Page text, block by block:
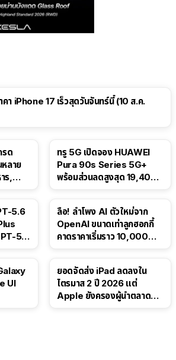
า iPhone 17 เร็วสุดวันจันทร์นี้ (10 ส.ค.
รด
ลาย
ร,
ทรู 5G เปิดจอง HUAWEI
Pura 90s Series 5G+
พร้อมส่วนลดสูงสุด 19,400
5.6
5.6
ลือ! ลำโพง AI ตัวใหม่จาก
OpenAI ขนาดเท่าลูกฮอกกี้
คาดราคาเริ่มราว 10,000
UI
ยอดจัดส่ง iPad ลดลงใน
ไตรมาส 2 ปี 2026 แต่
Apple ยังครองผู้นำตลาด